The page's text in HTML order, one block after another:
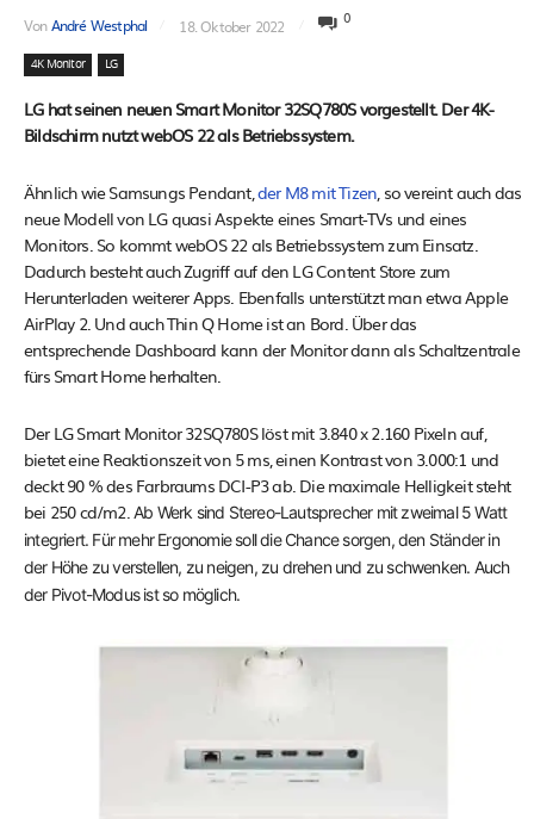
VonAndré Westphal 18. Oktober 2022 0
4K Monitor LG
LG hat seinen neuen Smart Monitor 32SQ780S vorgestellt. Der 4K-
Bildschirm nutzt webOS 22 als Betriebssystem.
Ähnlich wie Samsungs Pendant,der M8 mit Tizen, so vereint auch das
neue Modell von LG quasi Aspekte eines Smart-TVs und eines
Monitors. So kommt webOS 22 als Betriebssystem zum Einsatz.
Dadurch besteht auch Zugriff auf den LG Content Store zum
Herunterladen weiterer Apps. Ebenfalls unterstützt man etwa Apple
AirPlay 2. Und auch Thin Q Home ist an Bord. Über das
entsprechende Dashboard kann der Monitor dann als Schaltzentrale
fürs Smart Home herhalten.
Der LG Smart Monitor 32SQ780S löst mit 3.840 x 2.160 Pixeln auf,
bietet eine Reaktionszeit von 5 ms, einen Kontrast von 3.000:1 und
deckt 90 % des Farbraums DCI-P3 ab. Die maximale Helligkeit steht
bei 250 cd/m2.Ab Werk sind Stereo-Lautsprecher mit zweimal 5 Watt
integriert. Für mehr Ergonomie soll die Chance sorgen, den Ständer in
der Höhe zu verstellen, zu neigen, zu drehen und zu schwenken. Auch
der Pivot-Modus ist so möglich.